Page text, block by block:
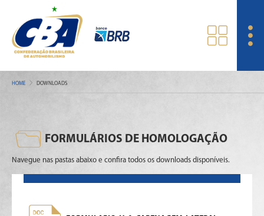
HOME DOWNLOADS
FORMULÁRIOS DE HOMOLOGAÇÃO
Navegue nas pastas abaixo e confira todos os downloads disponíveis.